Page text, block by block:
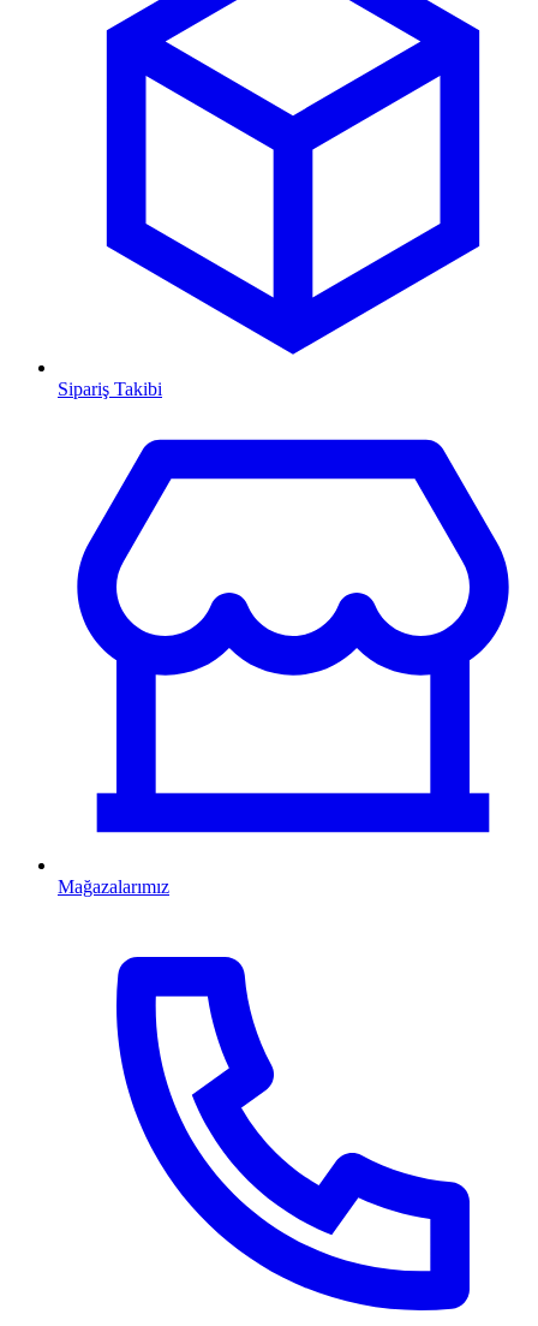
Sipariş Takibi
Mağazalarımız